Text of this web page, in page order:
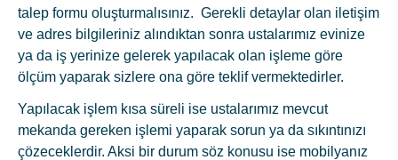
talep formu oluşturmalısınız. Gerekli detaylar olan iletişim
ve adres bilgileriniz alındıktan sonra ustalarımız evinize
ya da iş yerinize gelerek yapılacak olan işleme göre
ölçüm yaparak sizlere ona göre teklif vermektedirler.
Yapılacak işlem kısa süreli ise ustalarımız mevcut
mekanda gereken işlemi yaparak sorun ya da sıkıntınızı
çözeceklerdir. Aksi bir durum söz konusu ise mobilyanız